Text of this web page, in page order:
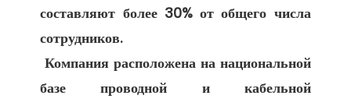
составляют более 30% от общего числа
сотрудников.
Компания расположена на национальной
базе проводной и кабельной